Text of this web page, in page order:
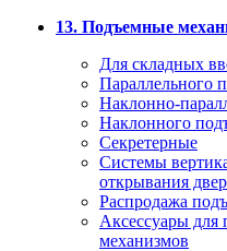
13. Подъемные
Для складных
Параллельного
Наклонно-
Наклонного
Секретерные
Системы
открывания
Распродажа
Аксессуары для
механизмов